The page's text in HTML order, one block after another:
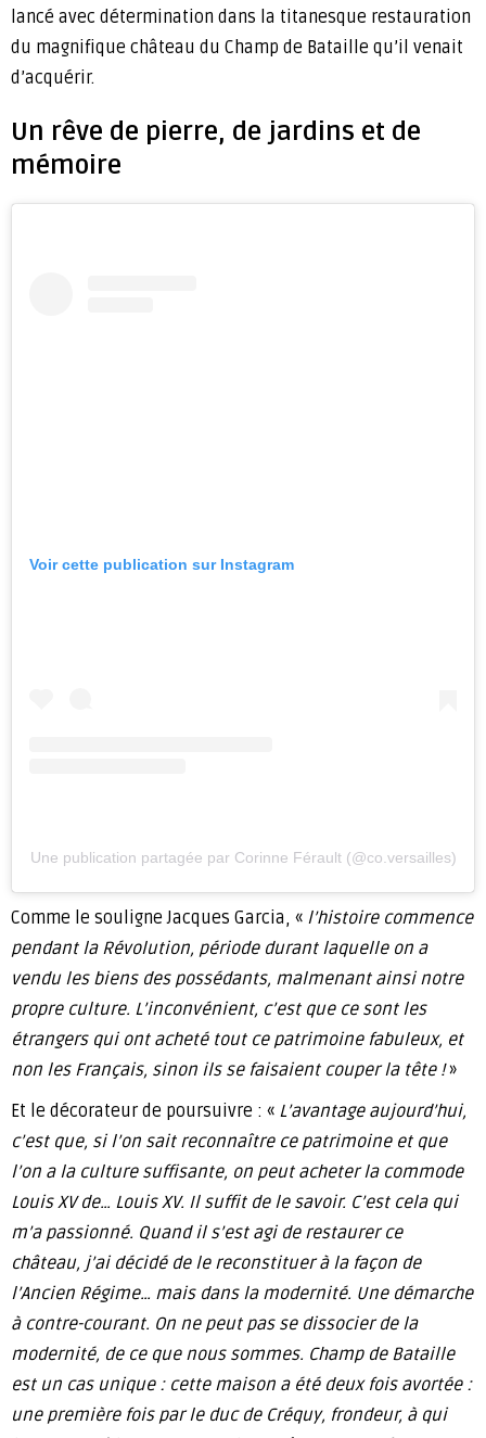
lancé avec détermination dans la titanesque restauration
du magnifique château du Champ de Bataille qu’il venait
d’acquérir.
Un rêve de pierre, de jardins et de
mémoire
Voir cette publication sur Instagram
Une publication partagée par Corinne Férault (@co.versailles)
Comme le souligne Jacques Garcia, « l’histoire commence
pendant la Révolution, période durant laquelle on a
vendu les biens des possédants, malmenant ainsi notre
propre culture. L’inconvénient, c’est que ce sont les
étrangers qui ont acheté tout ce patrimoine fabuleux, et
non les Français, sinon ils se faisaient couper la tête !»
Et le décorateur de poursuivre : « L’avantage aujourd’hui,
c’est que, si l’on sait reconnaître ce patrimoine et que
l’on a la culture suffisante, on peut acheter la commode
Louis XV de… Louis XV. Il suffit de le savoir. C’est cela qui
m’a passionné. Quand il s’est agi de restaurer ce
château, j’ai décidé de le reconstituer à la façon de
l’Ancien Régime… mais dans la modernité. Une démarche
à contre-courant. On ne peut pas se dissocier de la
modernité, de ce que nous sommes. Champ de Bataille
est un cas unique : cette maison a été deux fois avortée :
une première fois par le duc de Créquy, frondeur, à qui